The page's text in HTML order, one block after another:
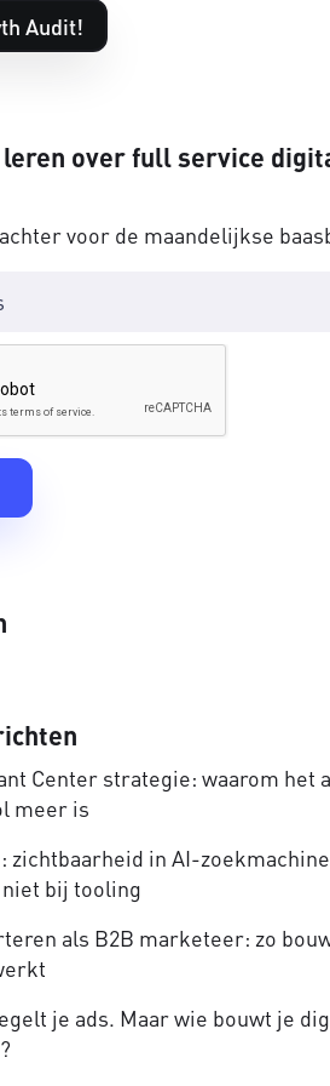
Audit!
over full service
voor de maandelijkse
Center strategie: waarom het
meer is
zichtbaarheid in AI-
bij tooling
als B2B marketeer: zo
je ads. Maar wie bouwt je